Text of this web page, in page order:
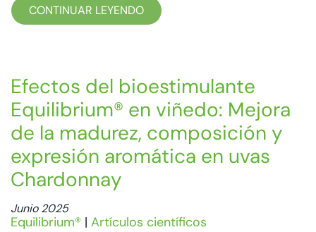
CONTINUAR LEYENDO
Efectos del bioestimulante
Equilibrium® en viñedo: Mejora
de la madurez, composición y
expresión aromática en uvas
Chardonnay
Junio 2025
Equilibrium® | Artículos científicos